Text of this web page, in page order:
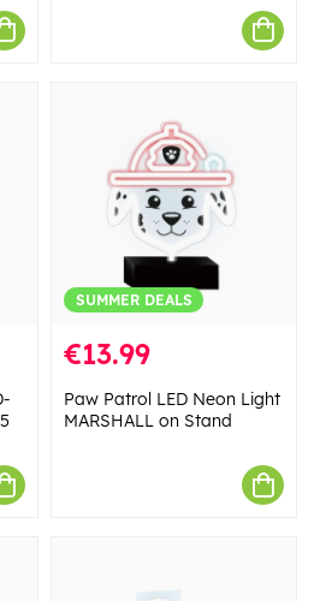
SUMMER DEALS
€13.99
Paw Patrol LED Neon Light
MARSHALL on Stand